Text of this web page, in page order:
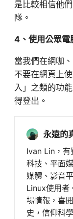
是比較相信他
隊。
4、使用公眾電
當我們在網咖
不要在網頁上
入」之類的功
得登出。
永遠的
Ivan Lin，有
科技、平面
媒體、影音
Linux使用者
場情報，喜
史，信仰科